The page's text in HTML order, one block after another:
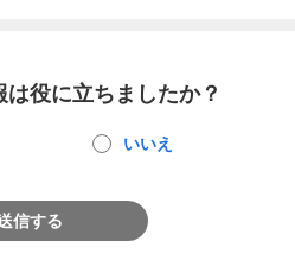
役に立ちましたか？
いいえ
信する